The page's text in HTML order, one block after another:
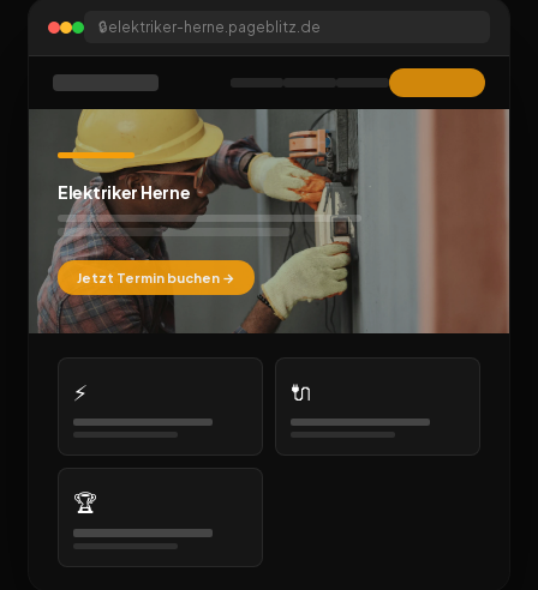
🔒elektriker-herne.pageblitz.de
Elektriker Herne
Jetzt Termin buchen →
⚡ 🔌
🏆